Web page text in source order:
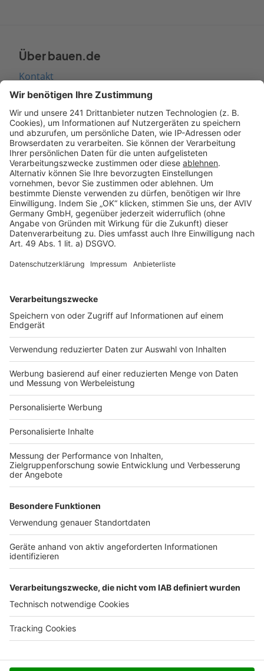
Über bauen.de
Kontakt
Seitenaufbau
Barrierefreiheit
Cookie Einstellungen
Rechtliches
AGB-Übersicht
Datenschutz
Impressum
Services
Bauprojekt-Quiz
Häuser-Suche
Hausanbieter-Suche
Bauprojekt-Profil
Für Unternehmen
Ihre Baufirma auf bauen.de
Kostenloses Infogespräch